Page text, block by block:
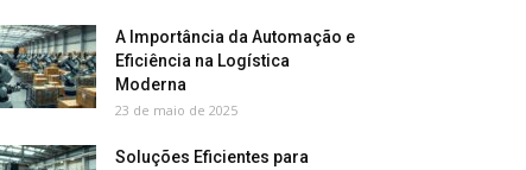
A Importância da Automação e
Eficiência na Logística
Moderna
23 de maio de 2025
Soluções Eficientes para